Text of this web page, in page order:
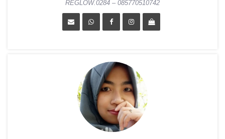
REGLOW.0284 – 085770510742
Position:Reseller Kab
Bogor
Alamat:Jl. Raya Ciapus RT
03 RW 11, Pasireurih,
Tamansari, Bogor